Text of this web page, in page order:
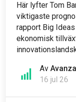
Av Avanza
16 jul 26
Här lyfter Tom
viktigaste
rapport Big
ekonomisk